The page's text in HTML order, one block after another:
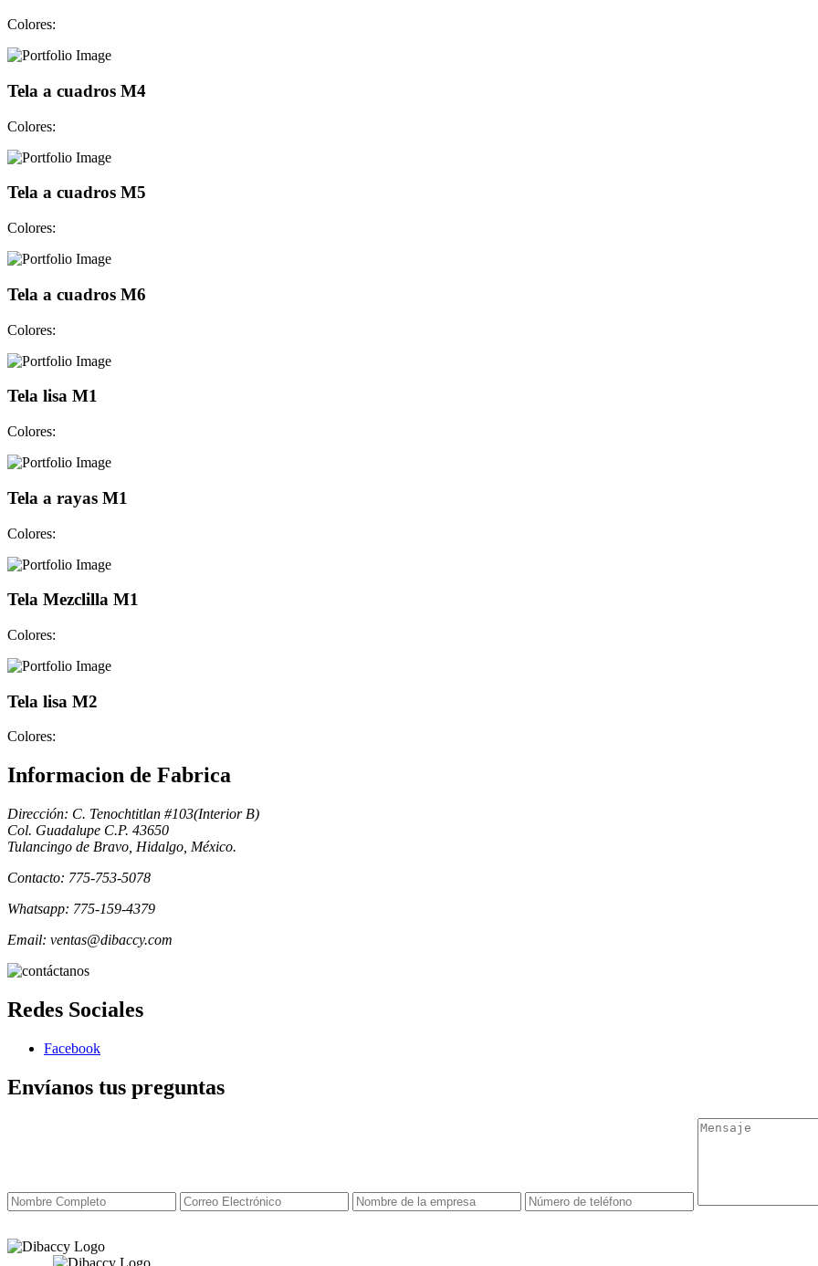
Colores:
Tela a cuadros M4
Colores:
Tela a cuadros M5
Colores:
Tela a cuadros M6
Colores:
Tela lisa M1
Colores:
Tela a rayas M1
Colores:
Tela Mezclilla M1
Colores:
Tela lisa M2
Colores:
Informacion de Fabrica
Dirección: C. Tenochtitlan #103(Interior B)
Col. Guadalupe C.P. 43650
Tulancingo de Bravo, Hidalgo, México.
Contacto: 775-753-5078
Whatsapp: 775-159-4379
Email: ventas@dibaccy.com
Redes Sociales
Facebook
Envíanos tus preguntas